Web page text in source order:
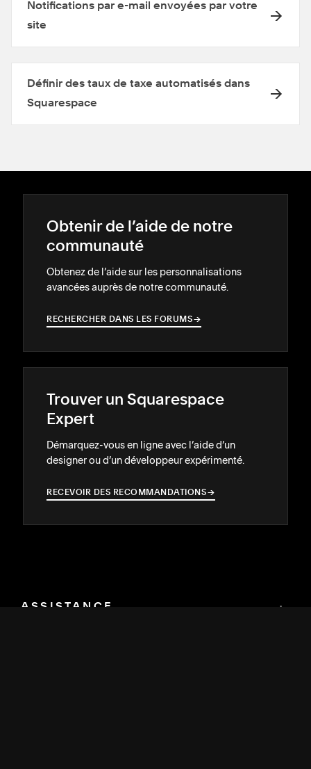
Notifications par e-mail envoyées par votre
site
Définir des taux de taxe automatisés dans
Squarespace
Obtenir de l’aide de notre
communauté
Obtenez de l’aide sur les personnalisations
avancées auprès de notre communauté.
RECHERCHER DANS LES FORUMS→
→
Trouver un Squarespace
Expert
Démarquez-vous en ligne avec l’aide d’un
designer ou d’un développeur expérimenté.
RECEVOIR DES RECOMMANDATIONS→
→
ASSISTANCE ↓